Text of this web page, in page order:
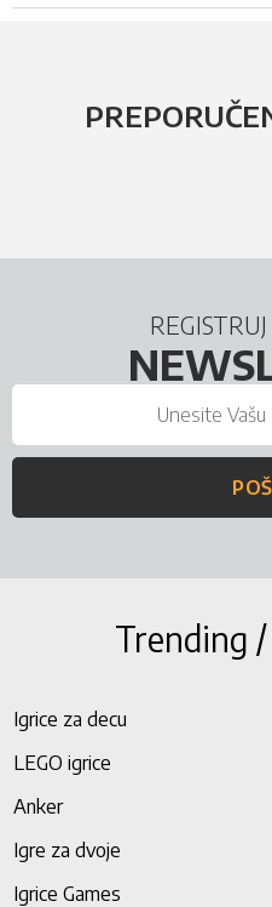
Trending
Igrice za decu
LEGO igrice
Anker
Igre za dvoje
Igrice Games